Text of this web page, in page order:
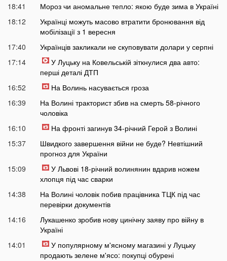
18:41
Мороз чи аномальне тепло: якою буде зима в Україні
18:12
Українці можуть масово втратити бронювання від
мобілізації з 1 вересня
17:40
Українців закликали не скуповувати долари у серпні
17:14
У Луцьку на Ковельській зіткнулися два авто:
перші деталі ДТП
16:52
На Волинь насувається гроза
16:39
На Волині тракторист збив на смерть 58-річного
чоловіка
16:10
На фронті загинув 34-річний Герой з Волині
15:37
Швидкого завершення війни не буде? Невтішний
прогноз для України
15:09
У Львові 18-річний волинянин вдарив ножем
хлопця під час сварки
14:38
На Волині чоловік побив працівника ТЦК під час
перевірки документів
14:16
Лукашенко зробив нову цинічну заяву про війну в
Україні
14:01
У популярному м'ясному магазині у Луцьку
продають зелене м'ясо: покупці обурені